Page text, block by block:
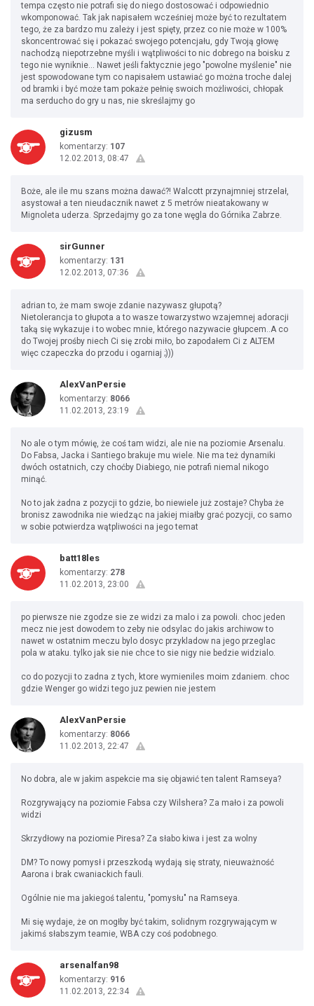
tempa często nie potrafi się do niego dostosować i odpowiednio
wkomponować. Tak jak napisałem wcześniej może być to rezultatem
tego, że za bardzo mu zależy i jest spięty, przez co nie może w 100%
skoncentrować się i pokazać swojego potencjału, gdy Twoją głowę
nachodzą niepotrzebne myśli i wątpliwości to nic dobrego na boisku z
tego nie wyniknie... Nawet jeśli faktycznie jego "powolne myślenie" nie
jest spowodowane tym co napisałem ustawiać go można troche dalej
od bramki i być może tam pokaże pełnię swoich możliwości, chłopak
ma serducho do gry u nas, nie skreślajmy go
gizusm
komentarzy: 107
12.02.2013, 08:47
Boże, ale ile mu szans można dawać?! Walcott przynajmniej strzelał,
asystował a ten nieudacznik nawet z 5 metrów nieatakowany w
Mignoleta uderza. Sprzedajmy go za tone węgla do Górnika Zabrze.
sirGunner
komentarzy: 131
12.02.2013, 07:36
adrian to, że mam swoje zdanie nazywasz głupotą?
Nietolerancja to głupota a to wasze towarzystwo wzajemnej adoracji
taką się wykazuje i to wobec mnie, którego nazywacie głupcem..A co
do Twojej prośby niech Ci się zrobi miło, bo zapodałem Ci z ALTEM
więc czapeczka do przodu i ogarniaj ;)))
AlexVanPersie
komentarzy: 8066
11.02.2013, 23:19
No ale o tym mówię, że coś tam widzi, ale nie na poziomie Arsenalu.
Do Fabsa, Jacka i Santiego brakuje mu wiele. Nie ma też dynamiki
dwóch ostatnich, czy choćby Diabiego, nie potrafi niemal nikogo
minąć.
No to jak żadna z pozycji to gdzie, bo niewiele już zostaje? Chyba że
bronisz zawodnika nie wiedząc na jakiej miałby grać pozycji, co samo
w sobie potwierdza wątpliwości na jego temat
batt18les
komentarzy: 278
11.02.2013, 23:00
po pierwsze nie zgodze sie ze widzi za malo i za powoli. choc jeden
mecz nie jest dowodem to zeby nie odsylac do jakis archiwow to
nawet w ostatnim meczu bylo dosyc przykladow na jego przeglac
pola w ataku. tylko jak sie nie chce to sie nigy nie bedzie widzialo.
co do pozycji to zadna z tych, ktore wymieniles moim zdaniem. choc
gdzie Wenger go widzi tego juz pewien nie jestem
AlexVanPersie
komentarzy: 8066
11.02.2013, 22:47
No dobra, ale w jakim aspekcie ma się objawić ten talent Ramseya?
Rozgrywający na poziomie Fabsa czy Wilshera? Za mało i za powoli
widzi
Skrzydłowy na poziomie Piresa? Za słabo kiwa i jest za wolny
DM? To nowy pomysł i przeszkodą wydają się straty, nieuważność
Aarona i brak cwaniackich fauli.
Ogólnie nie ma jakiegoś talentu, "pomysłu" na Ramseya.
Mi się wydaje, że on mogłby być takim, solidnym rozgrywającym w
jakimś słabszym teamie, WBA czy coś podobnego.
arsenalfan98
komentarzy: 916
11.02.2013, 22:34